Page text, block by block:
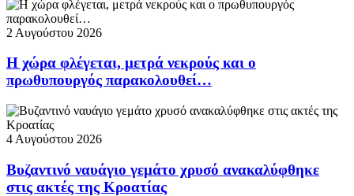
2 Αυγούστου 2026
Η χώρα φλέγεται, μετρά νεκρούς και ο
πρωθυπουργός παρακολουθεί…
4 Αυγούστου 2026
Βυζαντινό ναυάγιο γεμάτο χρυσό ανακαλύφθηκε
στις ακτές της Κροατίας